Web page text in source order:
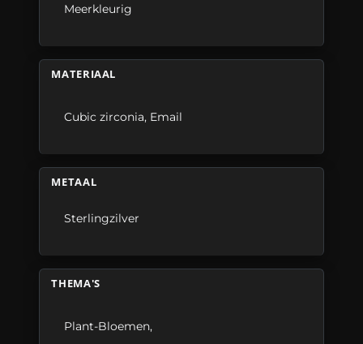
Meerkleurig
MATERIAAL
Cubic zirconia, Email
METAAL
Sterlingzilver
THEMA'S
Plant-Bloemen,